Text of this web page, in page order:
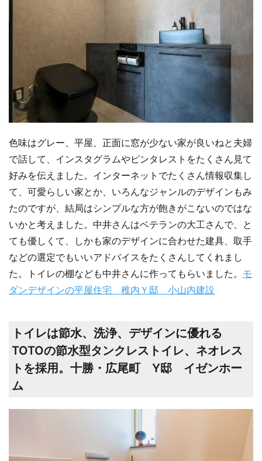
色味はグレー、平屋、正面に窓が少ない家が良いねと夫婦
で話して、インスタグラムやピンタレストをたくさん見て
好みを伝えました。インターネットでたくさん情報収集し
て、可愛らしい家とか、いろんなジャンルのデザインもみ
たのですが、結局はシンプルな方が飽きがこないのではな
いかと考えました。中井さんはベテランの大工さんで、と
ても優しくて、しかも家のデザインに合わせた建具、取手
などの選定でもいいアドバイスをたくさんしてくれまし
た。トイレの棚なども中井さんに作ってもらいました。 モ
ダンデザインの平屋住宅 稚内Ｙ邸 小山内建設
トイレは節水、洗浄、デザインに優れる
TOTOの節水型タンクレストイレ、ネオレス
トを採用。十勝・広尾町 Y邸 イゼンホー
ム